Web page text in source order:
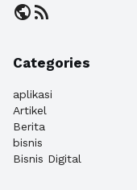
publicrss_feed
Categories
aplikasi
Artikel
Berita
bisnis
Bisnis Digital